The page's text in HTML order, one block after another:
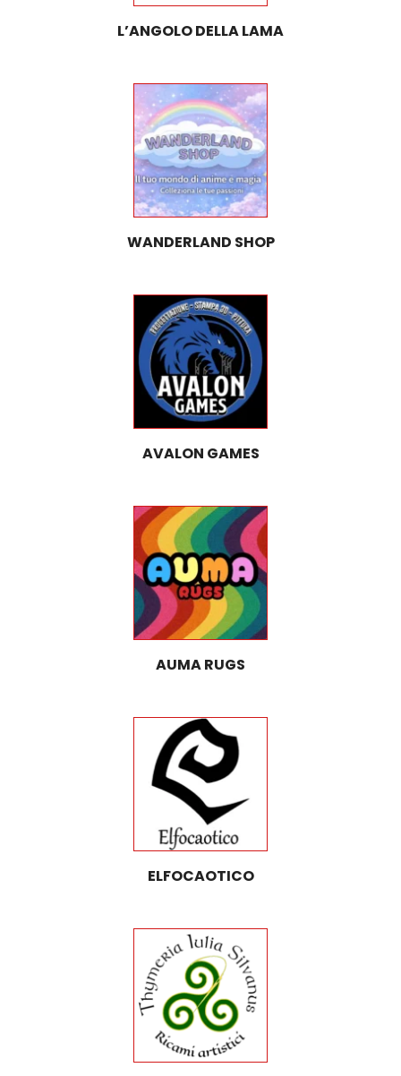
L’ANGOLO DELLA LAMA
WANDERLAND SHOP
AVALON GAMES
AUMA RUGS
ELFOCAOTICO